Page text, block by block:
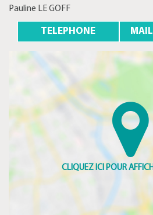
Pauline LE GOFF
TELEPHONE MAIL